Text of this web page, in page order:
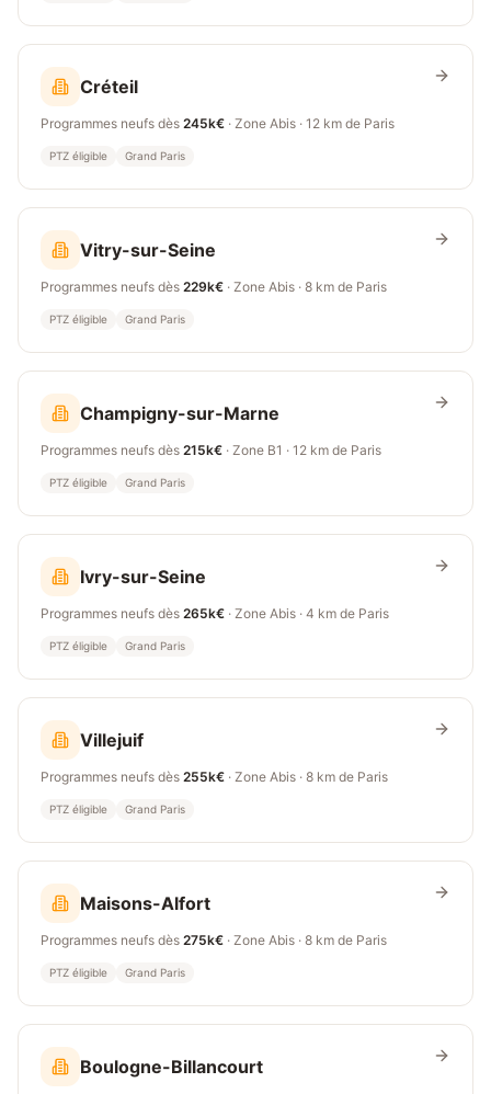
Créteil
Programmes neufs dès 245k€ · Zone Abis · 12 km de Paris
PTZ éligible Grand Paris
Vitry-sur-Seine
Programmes neufs dès 229k€ · Zone Abis · 8 km de Paris
PTZ éligible Grand Paris
Champigny-sur-Marne
Programmes neufs dès 215k€ · Zone B1 · 12 km de Paris
PTZ éligible Grand Paris
Ivry-sur-Seine
Programmes neufs dès 265k€ · Zone Abis · 4 km de Paris
PTZ éligible Grand Paris
Villejuif
Programmes neufs dès 255k€ · Zone Abis · 8 km de Paris
PTZ éligible Grand Paris
Maisons-Alfort
Programmes neufs dès 275k€ · Zone Abis · 8 km de Paris
PTZ éligible Grand Paris
Boulogne-Billancourt